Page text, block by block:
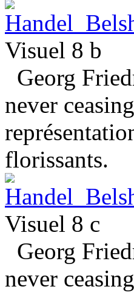
Visuel 8 b
Georg
never
florissants.
Visuel 8 c
Georg
never